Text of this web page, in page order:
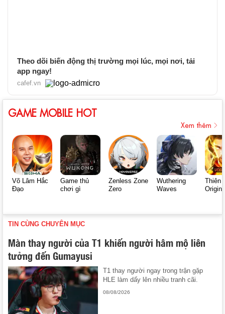
Theo dõi biến động thị trường mọi lúc, mọi nơi, tải
app ngay!
cafef.vn
GAME MOBILE HOT
Xem thêm
Võ Lâm Hắc
Đạo
Game thủ
chơi gì
Zenless Zone
Zero
Wuthering
Waves
Thiên
Origin
TIN CÙNG CHUYÊN MỤC
Màn thay người của T1 khiến người hâm mộ liên
tưởng đến Gumayusi
T1 thay người ngay trong trận gặp
HLE làm dấy lên nhiều tranh cãi.
08/08/2026